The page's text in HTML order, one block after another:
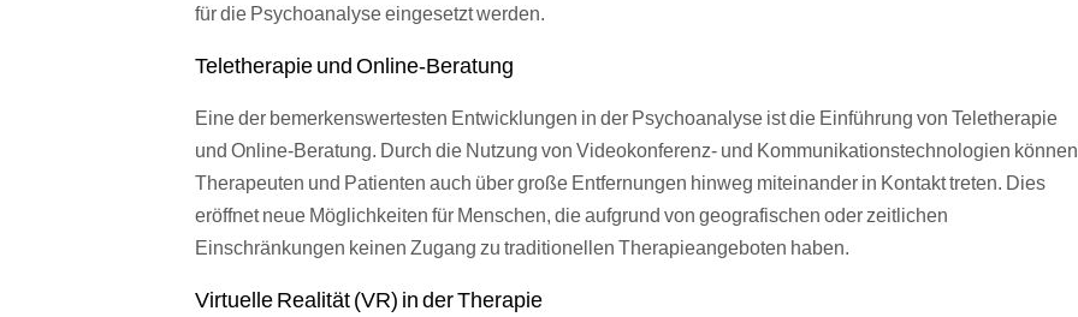
für die Psychoanalyse eingesetzt werden.
Teletherapie und Online-Beratung
Eine der bemerkenswertesten Entwicklungen in der Psychoanalyse ist die Einführung von Teletherapie
und Online-Beratung. Durch die Nutzung von Videokonferenz- und Kommunikationstechnologien können
Therapeuten und Patienten auch über große Entfernungen hinweg miteinander in Kontakt treten. Dies
eröffnet neue Möglichkeiten für Menschen, die aufgrund von geografischen oder zeitlichen
Einschränkungen keinen Zugang zu traditionellen Therapieangeboten haben.
Virtuelle Realität (VR) in der Therapie